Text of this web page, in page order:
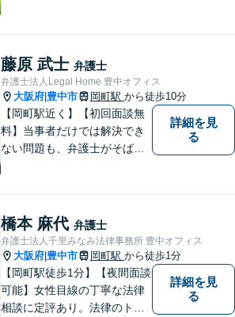
藤原 武士 弁護士
弁護士法人Legal Home 豊中オフィス
大阪府 豊中市 岡町駅 から徒歩10分
【岡町駅近く】【初回面談無
料】当事者だけでは解決でき
ない問題も、弁護士がそばに
交通事故／企業法務など、幅
広く対応可能。【夜間／休日
対応可能】まずはお気軽にご
連絡ください。
詳細を見
る
橋本 麻代 弁護士
弁護士法人千里みなみ法律事務所 豊中オフィス
大阪府 豊中市 岡町駅 から徒歩1分
【岡町駅徒歩1分】【夜間面談
可能】女性目線の丁寧な法律
相談に定評あり。法律のトラ
詳細を見
る